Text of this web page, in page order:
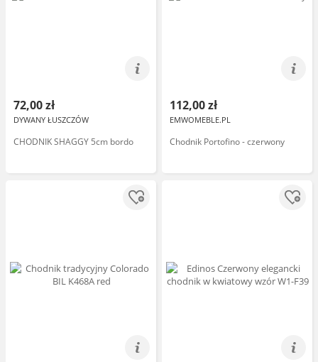
72,00 zł
DYWANY ŁUSZCZÓW
CHODNIK SHAGGY 5cm bordo
112,00 zł
EMWOMEBLE.PL
Chodnik Portofino - czerwony